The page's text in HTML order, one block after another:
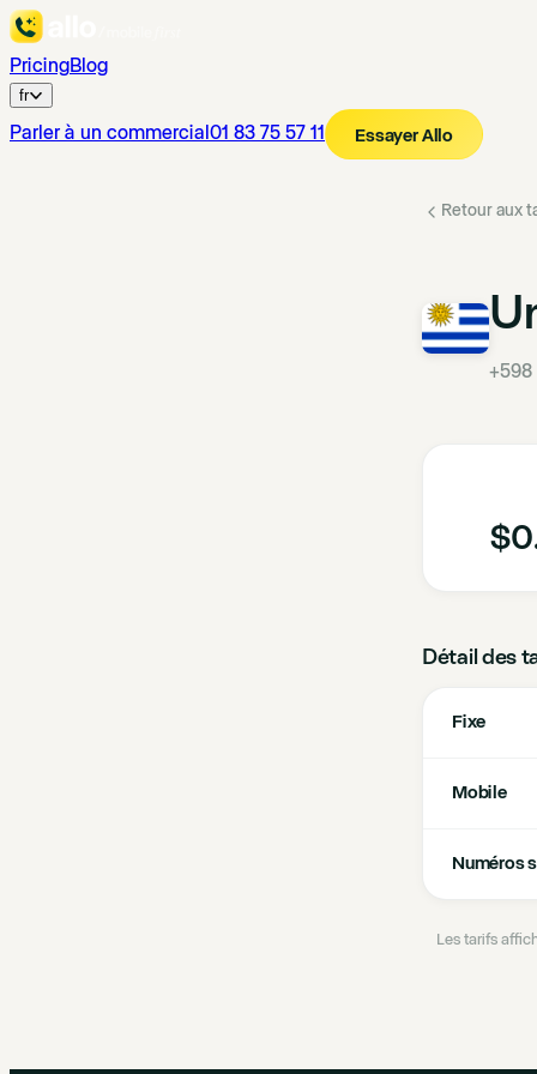
PricingBlog
fr
Parler à un commercial 01 83 75 57 11 Essayer Allo
Retour aux
+598
Détail des
Fixe
Mobile
Numéros
Les tarifs